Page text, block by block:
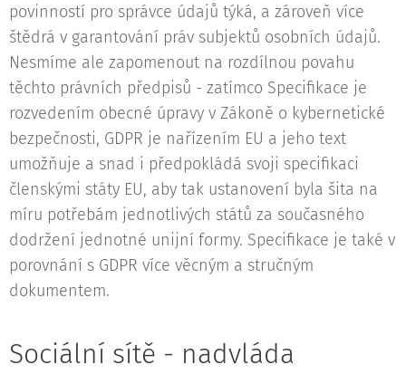
povinností pro správce údajů týká, a zároveň více
štědrá v garantování práv subjektů osobních údajů.
Nesmíme ale zapomenout na rozdílnou povahu
těchto právních předpisů - zatímco Specifikace je
rozvedením obecné úpravy v Zákoně o kybernetické
bezpečnosti, GDPR je nařízením EU a jeho text
umožňuje a snad i předpokládá svoji specifikaci
členskými státy EU, aby tak ustanovení byla šita na
míru potřebám jednotlivých států za současného
dodržení jednotné unijní formy. Specifikace je také v
porovnání s GDPR více věcným a stručným
dokumentem.
Sociální sítě - nadvláda